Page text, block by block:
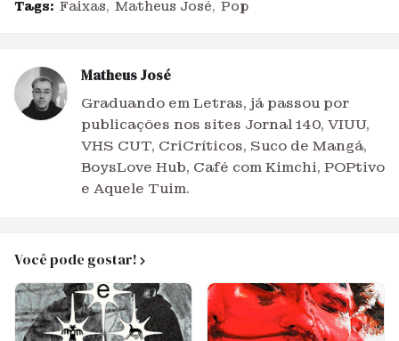
Tags: Faixas Matheus José Pop
Matheus José
Graduando em Letras, já passou por
publicações nos sites Jornal 140, VIUU,
VHS CUT, CriCríticos, Suco de Mangá,
BoysLove Hub, Café com Kimchi, POPtivo
e Aquele Tuim.
Você pode gostar!